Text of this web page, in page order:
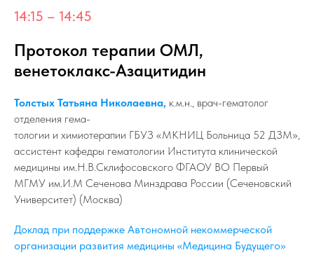
14:15 – 14:45
Протокол терапии ОМЛ,
венетоклакс-Азацитидин
Толстых Татьяна Николаевна, к.м.н., врач-гематолог
отделения гема-
тологии и химиотерапии ГБУЗ «МКНИЦ Больница 52 ДЗМ»,
ассистент кафедры гематологии Института клинической
медицины им.Н.В.Склифосовского ФГАОУ ВО Первый
МГМУ им.И.М Сеченова Минздрава России (Сеченовский
Университет) (Москва)
Доклад при поддержке Автономной некоммерческой
организации развития медицины «Медицина Будущего»